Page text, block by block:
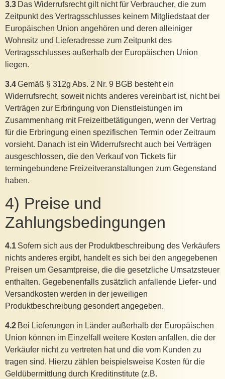
3.3 Das Widerrufsrecht gilt nicht für Verbraucher, die zum
Zeitpunkt des Vertragsschlusses keinem Mitgliedstaat der
Europäischen Union angehören und deren alleiniger
Wohnsitz und Lieferadresse zum Zeitpunkt des
Vertragsschlusses außerhalb der Europäischen Union
liegen.
3.4Gemäß § 312g Abs. 2 Nr. 9 BGB besteht ein
Widerrufsrecht, soweit nichts anderes vereinbart ist, nicht bei
Verträgen zur Erbringung von Dienstleistungen im
Zusammenhang mit Freizeitbetätigungen, wenn der Vertrag
für die Erbringung einen spezifischen Termin oder Zeitraum
vorsieht. Danach ist ein Widerrufsrecht auch bei Verträgen
ausgeschlossen, die den Verkauf von Tickets für
termingebundene Freizeitveranstaltungen zum Gegenstand
haben.
4) Preise und
Zahlungsbedingungen
4.1 Sofern sich aus der Produktbeschreibung des Verkäufers
nichts anderes ergibt, handelt es sich bei den angegebenen
Preisen um Gesamtpreise, die die gesetzliche Umsatzsteuer
enthalten. Gegebenenfalls zusätzlich anfallende Liefer- und
Versandkosten werden in der jeweiligen
Produktbeschreibung gesondert angegeben.
4.2 Bei Lieferungen in Länder außerhalb der Europäischen
Union können im Einzelfall weitere Kosten anfallen, die der
Verkäufer nicht zu vertreten hat und die vom Kunden zu
tragen sind. Hierzu zählen beispielsweise Kosten für die
Geldübermittlung durch Kreditinstitute (z.B.